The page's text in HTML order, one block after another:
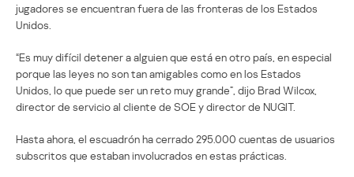
jugadores se encuentran fuera de las fronteras de los Estados
Unidos.
“Es muy difícil detener a alguien que está en otro país, en especial
porque las leyes no son tan amigables como en los Estados
Unidos, lo que puede ser un reto muy grande”, dijo Brad Wilcox,
director de servicio al cliente de SOE y director de NUGIT.
Hasta ahora, el escuadrón ha cerrado 295.000 cuentas de usuarios
subscritos que estaban involucrados en estas prácticas.